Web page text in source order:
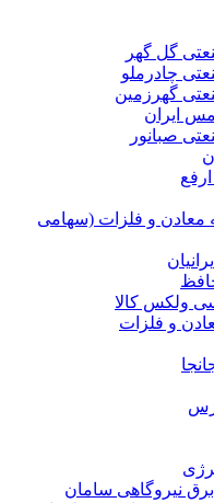
گل گهر
چادرملو
گهرزمین
ایران
صبانور
و فلزات (سهامی
ولکس کالا
و فلزات
نیروگاهی سامان